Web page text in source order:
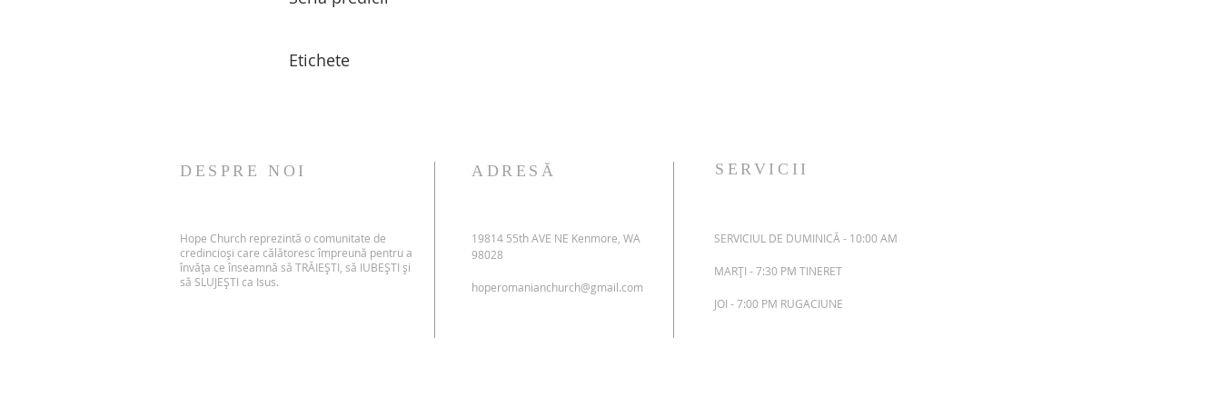
Etichete
DESPRE NOI
Hope Church reprezintă o comunitate de
credincioși care călătoresc împreună pentru a
învăța ce înseamnă să TRĂIEȘTI, să IUBEȘTI și
să SLUJEȘTI ca Isus.
ADRESĂ
19814 55th AVE NE Kenmore, WA
98028
hoperomanianchurch@gmail.com
SERVICII
SERVICIUL DE DUMINICĂ - 10:00 AM
MARȚI - 7:30 PM TINERET
JOI - 7:00 PM RUGACIUNE